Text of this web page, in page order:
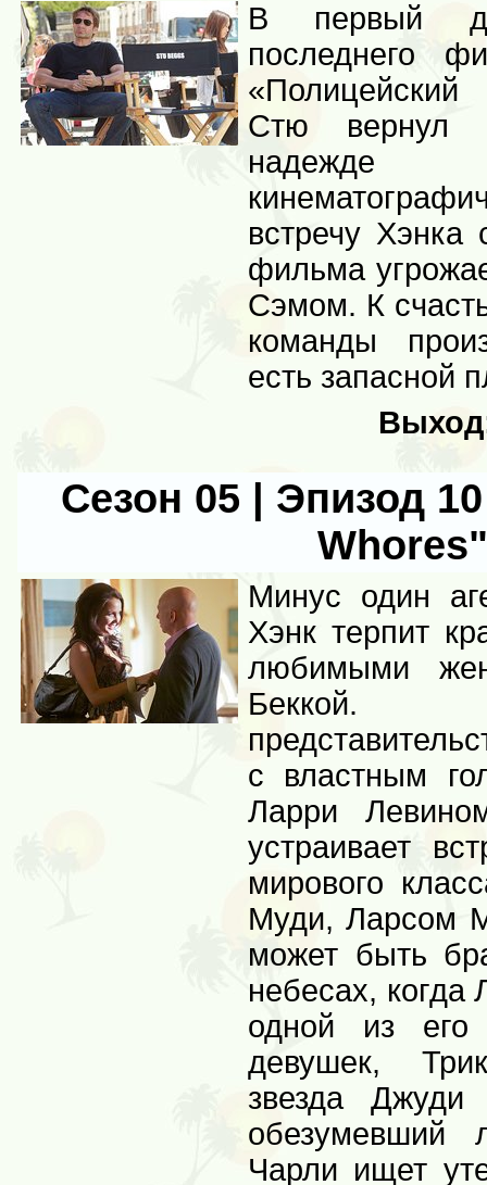
В первый
последнего
Стю вернул
встречу Хэнка
фильма
Сэмом. К
команды
есть запасной
Сезон 05 | Эпизод
Whores"
Минус один
Хэнк терпит
любимыми
Беккой.
с властным
Ларри
устраивает
мирового
Муди, Ларсом
может быть
небесах, когда
одной из его
девушек,
звезда
обезумевший
Чарли ищет